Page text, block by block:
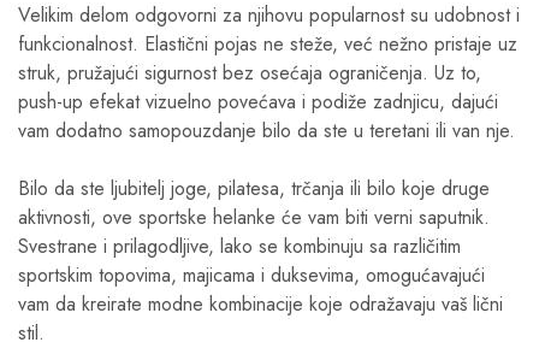
Velikim delom odgovorni za njihovu popularnost su udobnost i
funkcionalnost. Elastični pojas ne steže, već nežno pristaje uz
struk, pružajući sigurnost bez osećaja ograničenja. Uz to,
push-up efekat vizuelno povećava i podiže zadnjicu, dajući
vam dodatno samopouzdanje bilo da ste u teretani ili van nje.
Bilo da ste ljubitelj joge, pilatesa, trčanja ili bilo koje druge
aktivnosti, ove sportske helanke će vam biti verni saputnik.
Svestrane i prilagodljive, lako se kombinuju sa različitim
sportskim topovima, majicama i duksevima, omogućavajući
vam da kreirate modne kombinacije koje odražavaju vaš lični
stil.